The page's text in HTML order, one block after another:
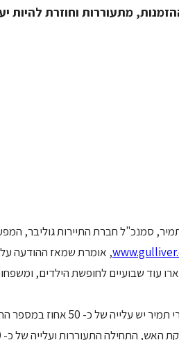
מתעוררות וחוזרת להיות
סמנכ"ל חברת התיירות גוליבר,
, אומרת שמאז ההודעה
עוד שבועיים לחופשת הילדים,
לדברי תמיר יש